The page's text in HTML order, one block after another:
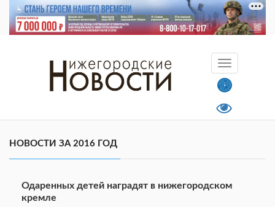
НОВОСТИ ЗА 2016 ГОД
Одаренных детей наградят в нижегородском
кремле